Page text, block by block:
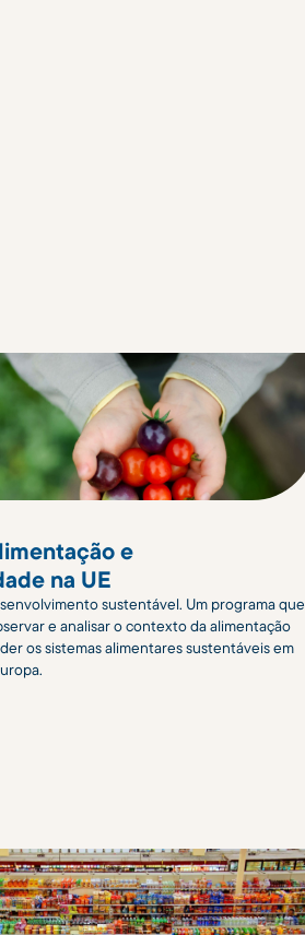
e
na UE
sustentável. Um programa que
e analisar o contexto da alimentação
os sistemas alimentares sustentáveis em